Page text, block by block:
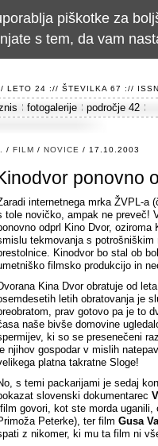
LETO 24 :// ŠTEVILKA 67 ://
fotogalerije
področje 42
/ FILM / NOVICE / 17.10.2003
ponovno
internetnega mrka ŽVPL-a
tole novičko, ampak ne preveč!
odprl Kino Dvor,
tekmovanja s
Kinodvor bo stal ob
filmsko produkcijo in
Kina Dvor obratuje od
letih obratovanja je
prav gotovo pa je to
naše bivše domovine
ki so se presenečeni
njihov gospodar v mislih
platna takratne Sloge!
s temi packarijami je sedaj
slovenski dokumentarec
govori, kot ste morda
Peterke), ter film Gusa
z nikomer, ki mu ta film ni
piškotke za
s tem, da vam